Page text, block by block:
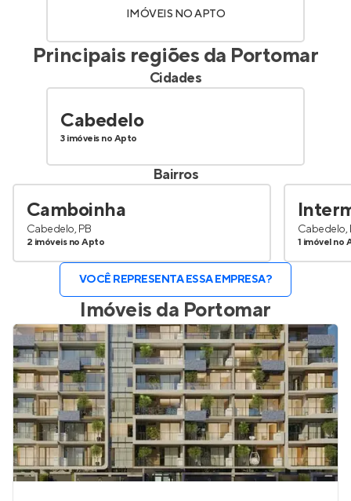
IMÓVEIS NO APTO
Principais regiões da Portomar
Cidades
Cabedelo
3 imóveis no Apto
Bairros
Camboinha
Cabedelo, PB
2 imóveis no Apto
Cabedelo,
1 imóvel no
VOCÊ REPRESENTA ESSA EMPRESA?
Imóveis da Portomar